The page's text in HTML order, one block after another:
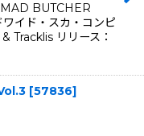
MAD BUTCHER
イド・スカ・コンピ
Tracklis リリース：
[57836]